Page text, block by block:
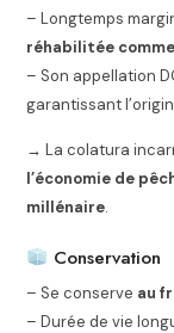
– Longtemps
réhabilitée
– Son appellation
garantissant
→ La colatura
l’économie de
millénaire.
Conservation
– Se conserve au
– Durée de vie